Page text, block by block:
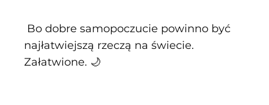
Bo dobre samopoczucie powinno być
najłatwiejszą rzeczą na świecie.
Załatwione. 🌙